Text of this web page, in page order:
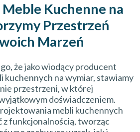
Kuchenne na
Przestrzeń
Marzeń
że jako wiodący producent
kuchennych na wymiar, stawiamy
przestrzeni, w której
doświadczeniem.
mebli kuchennych
z funkcjonalnością, tworząc